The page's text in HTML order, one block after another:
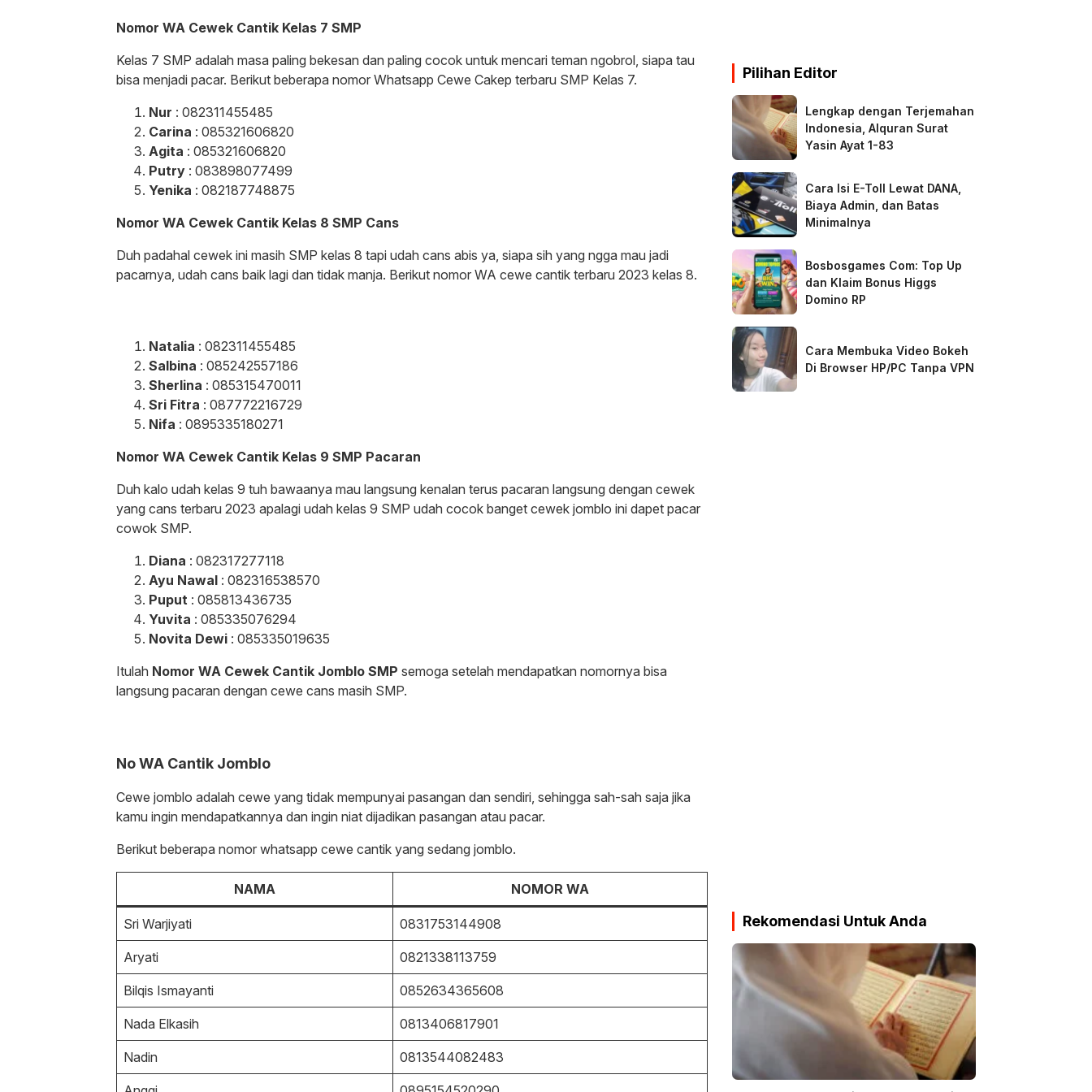
Nomor WA Cewek Cantik Kelas 7 SMP
Kelas 7 SMP adalah masa paling bekesan dan paling cocok untuk mencari teman ngobrol, siapa tau
bisa menjadi pacar. Berikut beberapa nomor Whatsapp Cewe Cakep terbaru SMP Kelas 7.
Nur : 082311455485
Carina : 085321606820
Agita : 085321606820
Putry : 083898077499
Yenika : 082187748875
Nomor WA Cewek Cantik Kelas 8 SMP Cans
Duh padahal cewek ini masih SMP kelas 8 tapi udah cans abis ya, siapa sih yang ngga mau jadi
pacarnya, udah cans baik lagi dan tidak manja. Berikut nomor WA cewe cantik terbaru 2023 kelas 8.
Natalia : 082311455485
Salbina : 085242557186
Sherlina : 085315470011
Sri Fitra : 087772216729
Nifa : 0895335180271
Nomor WA Cewek Cantik Kelas 9 SMP Pacaran
Duh kalo udah kelas 9 tuh bawaanya mau langsung kenalan terus pacaran langsung dengan cewek
yang cans terbaru 2023 apalagi udah kelas 9 SMP udah cocok banget cewek jomblo ini dapet pacar
cowok SMP.
Diana : 082317277118
Ayu Nawal : 082316538570
Puput : 085813436735
Yuvita : 085335076294
Novita Dewi : 085335019635
Itulah Nomor WA Cewek Cantik Jomblo SMP semoga setelah mendapatkan nomornya bisa
langsung pacaran dengan cewe cans masih SMP.
No WA Cantik Jomblo
Cewe jomblo adalah cewe yang tidak mempunyai pasangan dan sendiri, sehingga sah-sah saja jika
kamu ingin mendapatkannya dan ingin niat dijadikan pasangan atau pacar.
Berikut beberapa nomor whatsapp cewe cantik yang sedang jomblo.
NAMA NOMOR WA
Sri Warjiyati 0831753144908
Aryati 0821338113759
Bilqis Ismayanti 0852634365608
Nada Elkasih 0813406817901
Nadin 0813544082483
Pilihan Editor
Lengkap dengan Terjemahan
Indonesia, Alquran Surat
Yasin Ayat 1-83
Cara Isi E-Toll Lewat DANA,
Biaya Admin, dan Batas
Minimalnya
Bosbosgames Com: Top Up
dan Klaim Bonus Higgs
Domino RP
Cara Membuka Video Bokeh
Di Browser HP/PC Tanpa VPN
Rekomendasi Untuk Anda